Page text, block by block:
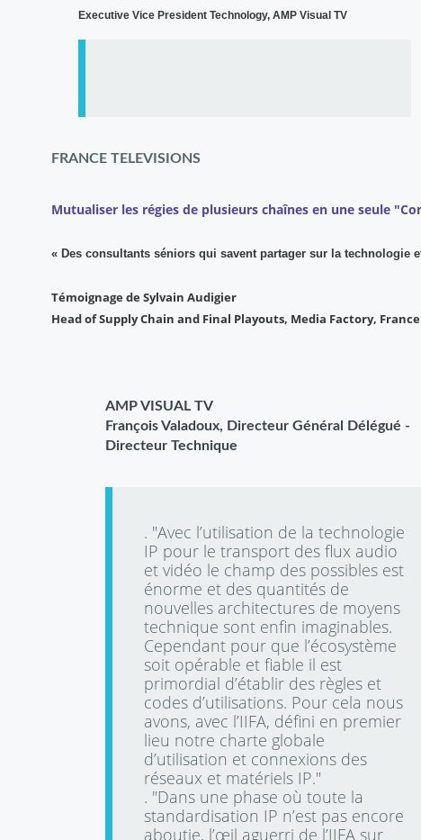
Executive Vice President Technology, AMP Visual TV
FRANCE TELEVISIONS
Mutualiser les régies de plusieurs chaînes en une seule
« Des consultants séniors qui savent partager sur la technologie
Témoignage de Sylvain Audigier
Head of Supply Chain and Final Playouts, Media Factory, France
AMP VISUAL TV
François Valadoux, Directeur Général Délégué -
Directeur Technique
. "Avec l’utilisation de la technologie
IP pour le transport des flux audio
et vidéo le champ des possibles est
énorme et des quantités de
nouvelles architectures de moyens
technique sont enfin imaginables.
Cependant pour que l’écosystème
soit opérable et fiable il est
primordial d’établir des règles et
codes d’utilisations. Pour cela nous
avons, avec l’IIFA, défini en premier
lieu notre charte globale
d’utilisation et connexions des
réseaux et matériels IP."
. "Dans une phase où toute la
standardisation IP n’est pas encore
aboutie, l’œil aguerri de l’IIFA sur